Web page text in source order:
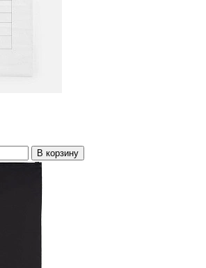
В корзину